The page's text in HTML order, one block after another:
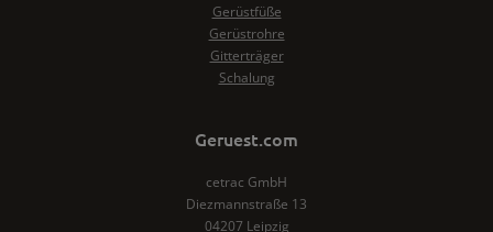
Gerüstfüße
Gerüstrohre
Gitterträger
Schalung
Geruest.com
cetrac GmbH
Diezmannstraße 13
04207 Leipzig